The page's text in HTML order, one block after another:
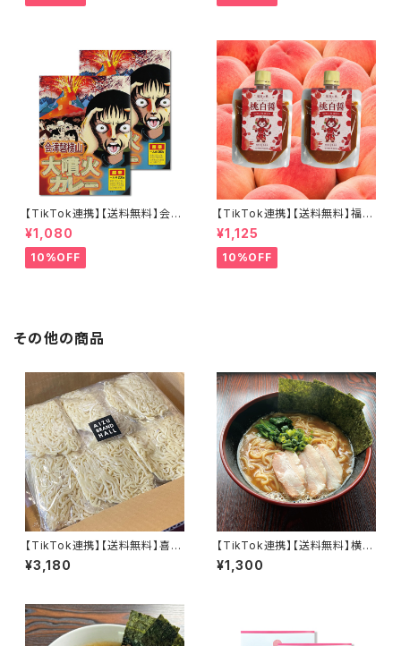
こだわり素材 肉用ソース ステー
【TikTok連携】【送料無料】会津
磐梯山大噴火カレー 200ｇ×2
個セット 激辛カレー
¥1,080
10%OFF
【TikTok連携】【送料無料】福島
の桃 桃白醤 麻辣万能調味料2
個セット 無添加 化学調味料不
使用 麻辣湯 中華料理 万能調味
料 会津ブランド館 福島県産桃
¥1,125
10%OFF
その他の商品
【TikTok連携】【送料無料】喜多
方ラーメン 麺のみ 多加水麺 中
太麺 縮れ麺 五十嵐製麺 生め
¥3,180
【TikTok連携】【送料無料】横浜
醤油豚骨ラーメン パーフェクト
ラーメンIE-K【S】2食セット 麺と
¥1,300